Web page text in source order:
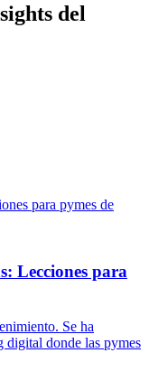
del
Lecciones para
Se ha
digital donde las pymes